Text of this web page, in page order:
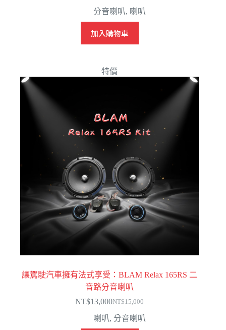
分音喇叭, 喇叭
加入購物車
特價
讓駕駛汽車擁有法式享受：BLAM Relax 165RS 二
音路分音喇叭
NT$15,000
始
NT$13,000
前
喇叭,分音喇叭